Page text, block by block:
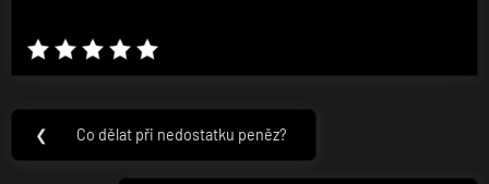
Navigace
pro
❮
Previous
Co dělat při nedostatku peněz?